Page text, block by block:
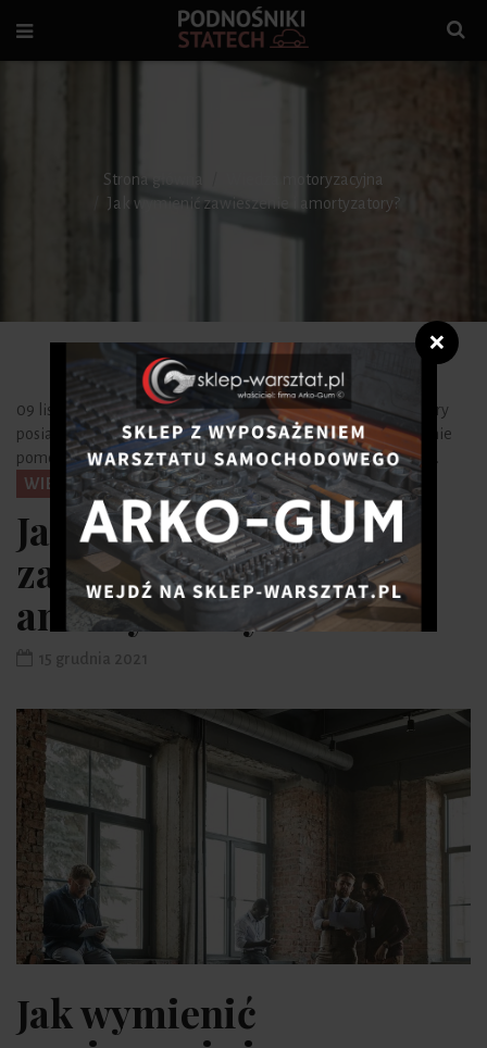
Strona główna
Wiedza motoryzacyjna
Jak wymienić zawieszenie i amortyzatory?
09 listopada 2015, 11:59 zawieszenie .dla marki i modelu, który
posiadasz, ale firma, którą kupujesz je od powinien być w stanie
pomóc Ci z tym przez konsultowanie ich własnej bazy danych.
WIEDZA MOTORYZACYJNA
Jak wymienić
zawieszenie i
amortyzatory?
Jak wymienić
❌